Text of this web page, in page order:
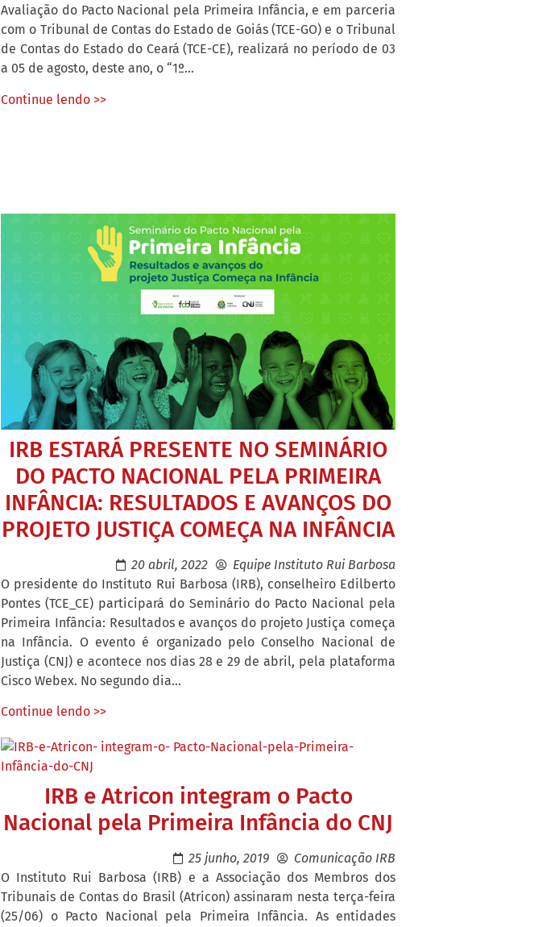
Avaliação do Pacto Nacional pela Primeira Infância, e em parceria
com o Tribunal de Contas do Estado de Goiás (TCE-GO) e o Tribunal
de Contas do Estado do Ceará (TCE-CE), realizará no período de 03
a 05 de agosto, deste ano, o “1º...
Continue lendo >>
IRB ESTARÁ PRESENTE NO SEMINÁRIO
DO PACTO NACIONAL PELA PRIMEIRA
INFÂNCIA: RESULTADOS E AVANÇOS DO
PROJETO JUSTIÇA COMEÇA NA INFÂNCIA
20 abril, 2022
Equipe Instituto Rui Barbosa
O presidente do Instituto Rui Barbosa (IRB), conselheiro Edilberto
Pontes (TCE_CE) participará do Seminário do Pacto Nacional pela
Primeira Infância: Resultados e avanços do projeto Justiça começa
na Infância. O evento é organizado pelo Conselho Nacional de
Justiça (CNJ) e acontece nos dias 28 e 29 de abril, pela plataforma
Cisco Webex. No segundo dia...
Continue lendo >>
IRB e Atricon integram o Pacto
Nacional pela Primeira Infância do CNJ
25 junho, 2019
Comunicação IRB
O Instituto Rui Barbosa (IRB) e a Associação dos Membros dos
Tribunais de Contas do Brasil (Atricon) assinaram nesta terça-feira
(25/06) o Pacto Nacional pela Primeira Infância. As entidades